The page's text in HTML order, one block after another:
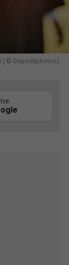
( © Depositphotos)